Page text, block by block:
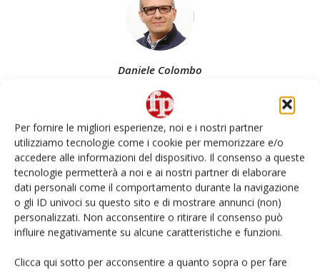
Per fornire le migliori esperienze, noi e i nostri partner
utilizziamo tecnologie come i cookie per memorizzare e/o
accedere alle informazioni del dispositivo. Il consenso a queste
tecnologie permetterà a noi e ai nostri partner di elaborare
dati personali come il comportamento durante la navigazione
o gli ID univoci su questo sito e di mostrare annunci (non)
personalizzati. Non acconsentire o ritirare il consenso può
influire negativamente su alcune caratteristiche e funzioni.
Clicca qui sotto per acconsentire a quanto sopra o per fare
Daniele Colombo
Articoli correlati Di più dello stesso autore
Non è una susina: è Metis… e può
rivoluzionare la categoria
premium e ready-to-eat #Repartofresh